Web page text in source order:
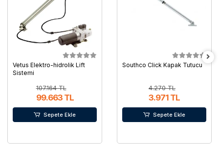
Vetus Elektro-hidrolik Lift
Sistemi
107.164 TL
99.663 TL
Sepete Ekle
Southco Click Kapak Tutucu
4.270 TL
3.971 TL
Sepete Ekle